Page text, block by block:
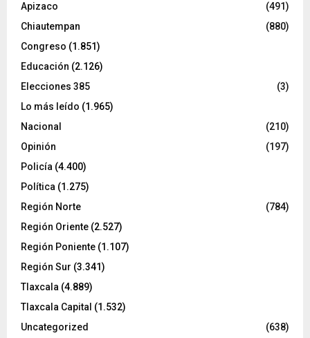
Apizaco
(491)
Chiautempan
(880)
Congreso (1.851)
Educación (2.126)
Elecciones 385
(3)
Lo más leído (1.965)
Nacional
(210)
Opinión
(197)
Policía (4.400)
Política (1.275)
Región Norte
(784)
Región Oriente (2.527)
Región Poniente (1.107)
Región Sur (3.341)
Tlaxcala (4.889)
Tlaxcala Capital (1.532)
Uncategorized
(638)